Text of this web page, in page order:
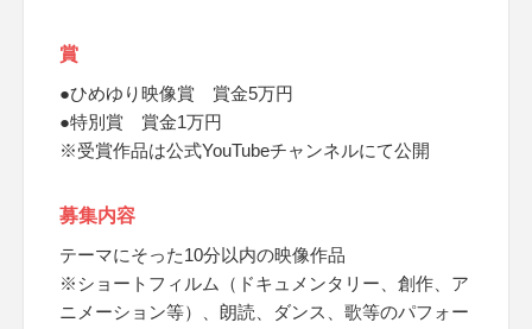
賞
●ひめゆり映像賞 賞金5万円
●特別賞 賞金1万円
※受賞作品は公式YouTubeチャンネルにて公開
募集内容
テーマにそった10分以内の映像作品
※ショートフィルム（ドキュメンタリー、創作、ア
ニメーション等）、朗読、ダンス、歌等のパフォー